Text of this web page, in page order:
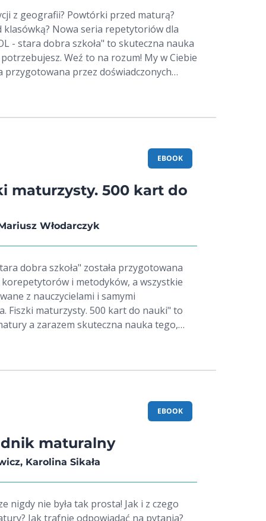
z geografii? Powtórki przed maturą?
klasówką? Nowa seria repetytoriów dla
- stara dobra szkoła" to skuteczna nauka
Weź to na rozum! My w Ciebie
średnich, którzy potrzebują powtórki z
ze szczegółowo omówionymi
mapy, dane statystyczne - przejrzysty
graficzna - zgodność z wymaganiami
i rozszerzonym Domowe
EBOOK
maturzysty. 500 kart do
Włodarczyk
dobra szkoła" została przygotowana
i metodyków, a wszystkie
z nauczycielami i samymi
Fiszki maturzysty. 500 kart do nauki" to
a zarazem skuteczna nauka tego,
500 dwustronnych Fiszek do samodzielnej
z historii na poziomie podstawowym i
i usystematyzujesz swoją wiedzę -
do własnych potrzeb - skorzystasz z
do matury - możesz uczyć się w domu,
Do matury tylko z
EBOOK
maturalny
Karolina Sikała
nigdy nie była tak prosta! Jak i z czego
Jak trafnie odpowiadać na pytania?